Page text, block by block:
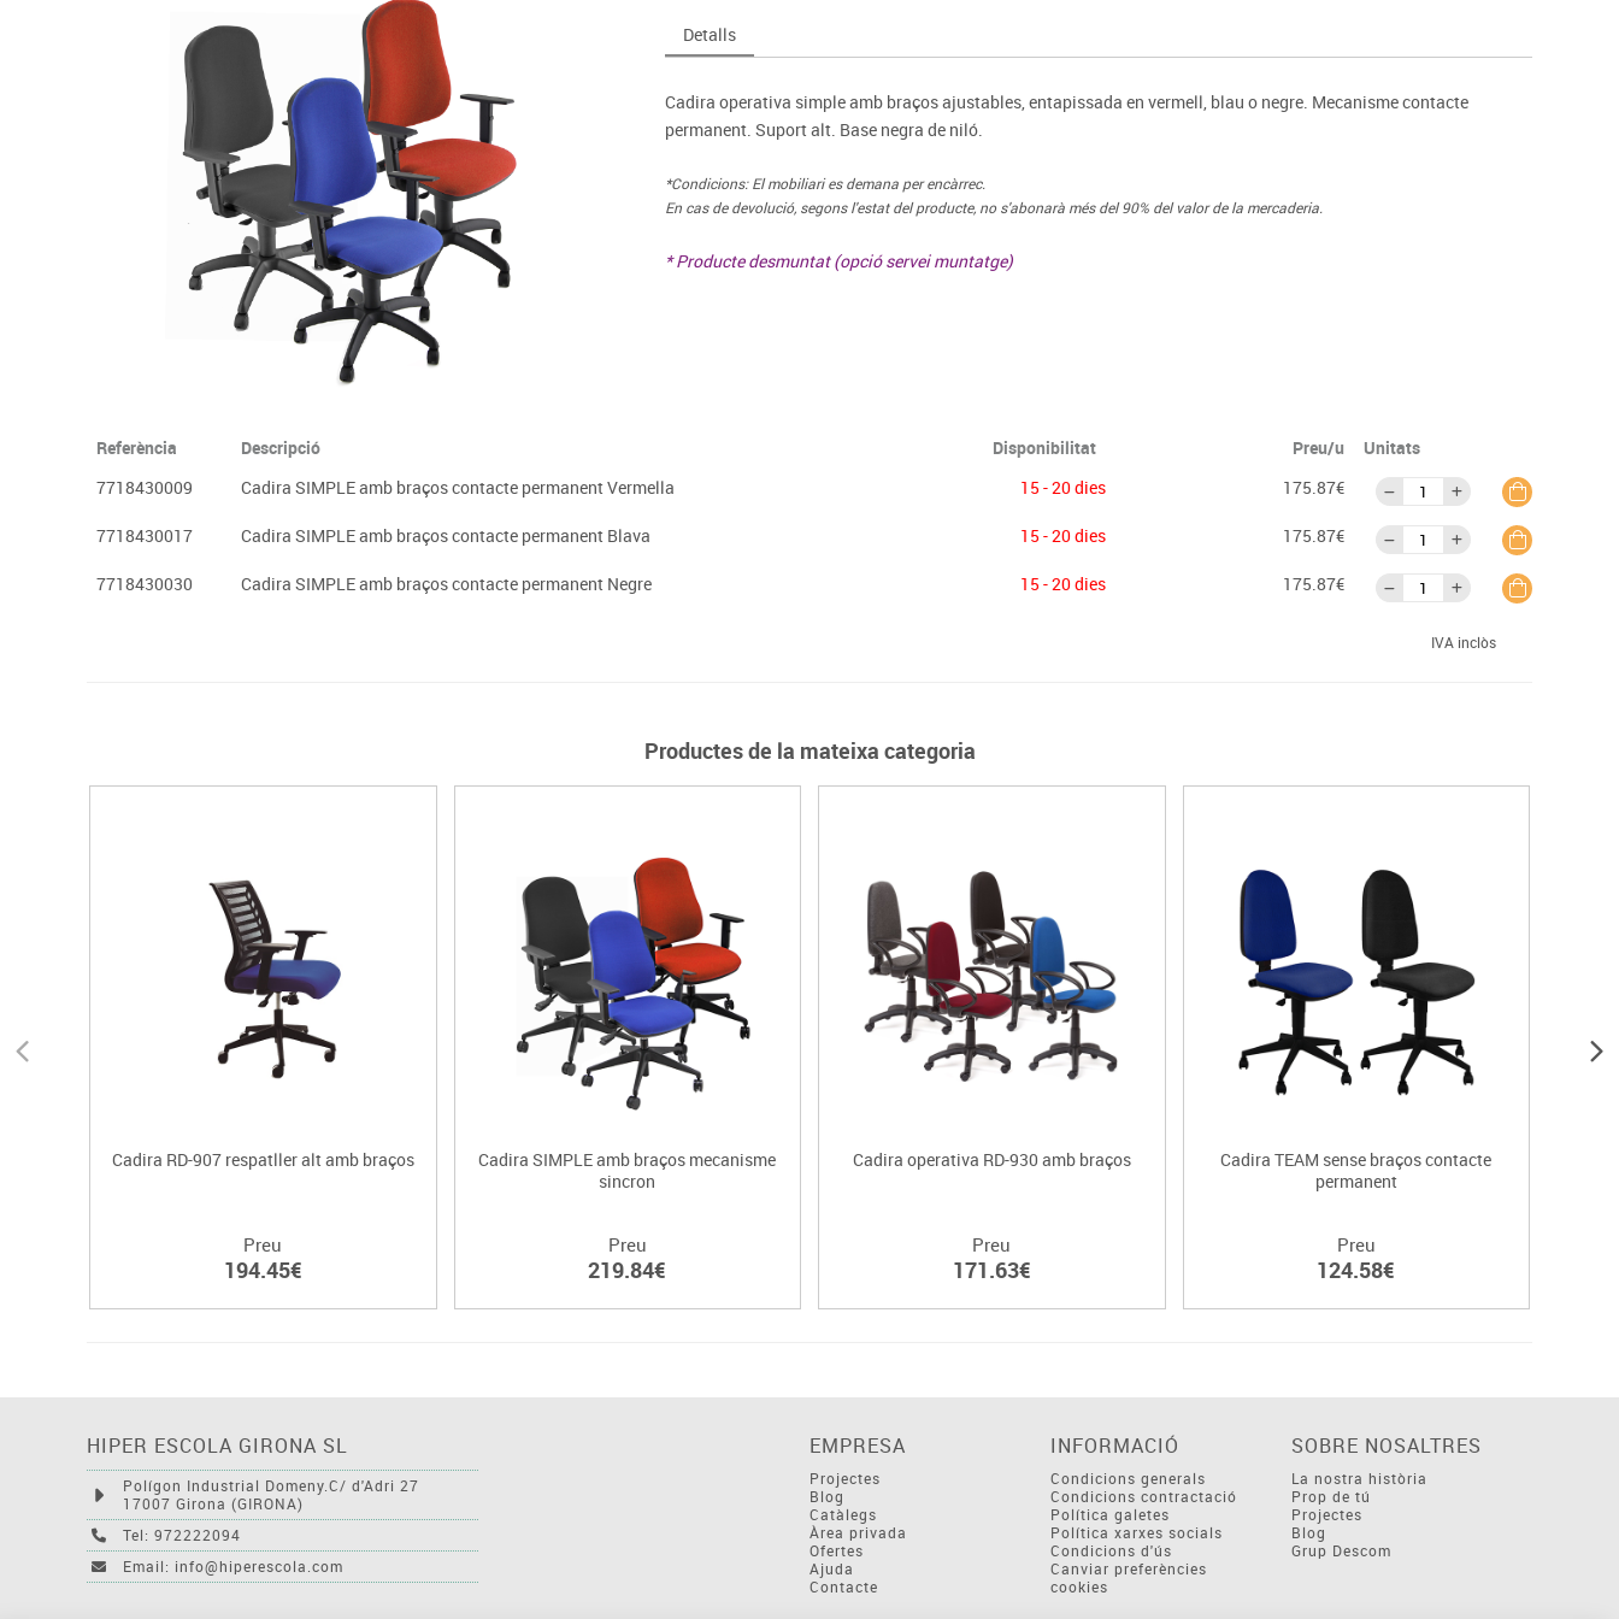
Complements d'oficina
Plastificació, enquadernació i destrucció
Informàtica
Dibuix tècnic i artístic
Material escolar
Construccions
Espais exteriors
Psicomotricitat
Jocs simbòlics
Ciències
Mobiliari tecnològic
Monitors interactius
Videoprojecció
Taules escolars, abatibles i polivalents
Penjadors, prestatges i taquilles
Entrenament
Foam
Esports raqueta
Gimnàstica rítmica
Detalls
Cadira operativa simple amb braços ajustables, entapissada en vermell, blau o negre. Mecanisme contacte
permanent. Suport alt. Base negra de niló.
*Condicions: El mobiliari es demana per encàrrec.
En cas de devolució, segons l'estat del producte, no s'abonarà més del 90% del valor de la mercaderia.
* Producte desmuntat (opció servei muntatge)
Referència Descripció Disponibilitat Preu/u
Unitats
7718430009
Cadira SIMPLE amb braços contacte permanent Vermella 15 - 20 dies 175.87€
7718430017 Cadira SIMPLE amb braços contacte permanent Blava 15 - 20 dies 175.87€
7718430030 Cadira SIMPLE amb braços contacte permanent Negre 15 - 20 dies 175.87€
IVA inclòs
Productes de la mateixa categoria
Cadira RD-907 respatller alt amb braços
Preu
194.45€
Cadira SIMPLE amb braços mecanisme
sincron
Preu
219.84€
Cadira operativa RD-930 amb braços
Preu
171.63€
Cadira TEAM sense braços contacte
permanent
Preu
124.58€
HIPER ESCOLA GIRONA SL
Polígon Industrial Domeny.C/ d'Adri 27
17007 Girona (GIRONA)
Tel: 972222094
Email: info@hiperescola.com
EMPRESA
Projectes
Blog
Catàlegs
Àrea privada
Ofertes
Ajuda
Contacte
INFORMACIÓ
Condicions generals
Condicions contractació
Política galetes
Política xarxes socials
Condicions d'ús
Canviar preferències
cookies
SOBRE NOSALTRES
La nostra història
Prop de tú
Projectes
Blog
Grup Descom